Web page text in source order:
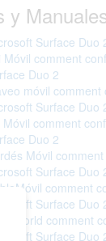
y
Surface Duo
Móvil comment
Duo 2
móvil
Surface Duo
Móvil comment
Duo 2
Móvil
Surface Duo
comment
Surface Duo
comment
Surface Duo